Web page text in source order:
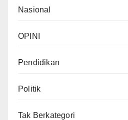
Nasional
OPINI
Pendidikan
Politik
Tak Berkategori